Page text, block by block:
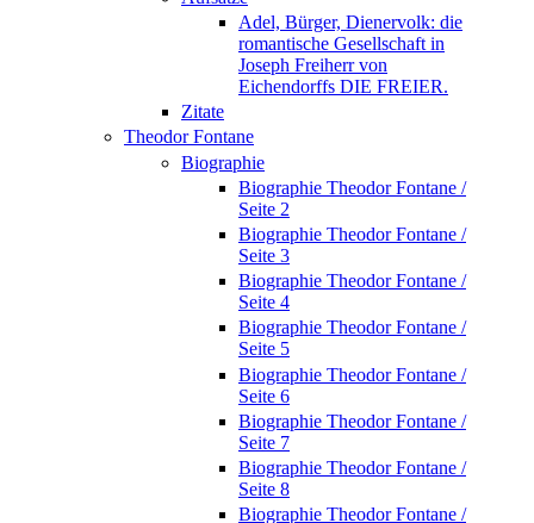
Adel, Bürger, Dienervolk: die
romantische Gesellschaft in
Joseph Freiherr von
Eichendorffs DIE FREIER.
Zitate
Theodor Fontane
Biographie
Biographie Theodor Fontane /
Seite 2
Biographie Theodor Fontane /
Seite 3
Biographie Theodor Fontane /
Seite 4
Biographie Theodor Fontane /
Seite 5
Biographie Theodor Fontane /
Seite 6
Biographie Theodor Fontane /
Seite 7
Biographie Theodor Fontane /
Seite 8
Biographie Theodor Fontane /